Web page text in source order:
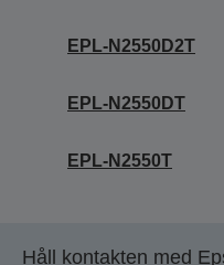
EPL-N2550D2T
EPL-N2550DT
EPL-N2550T
Håll kontakten med